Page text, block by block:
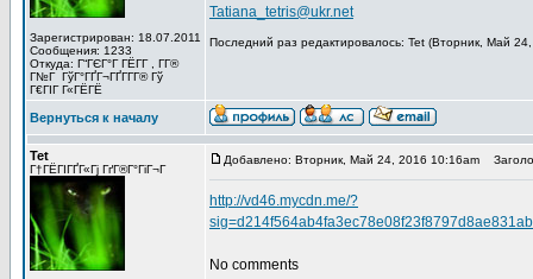
Зарегистрирован: 18.07.2011
Сообщения: 1233
Откуда: Г“ГЄГ°Г ГЁГ­Г , Г­Г®
Г№Г ГўГ°ГҐГ¬ГҐГ­Г­Г® Гў
Г€ГІГ Г«ГЁГЁ
Tatiana_tetris@ukr.net
Последний раз редактировалось: Tet (Вторник, Май
Вернуться к началу
Tet
Г†ГЁГІГҐГ«Гј ГґГ®Г°ГіГ¬Г
Добавлено: Вторник, Май 24, 2016 10:16am
http://vd46.mycdn.me/?
No comments